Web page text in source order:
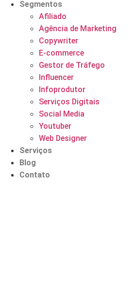
Segmentos
Afiliado
Agência de Marketing
Copywriter
E-commerce
Gestor de Tráfego
Influencer
Infoprodutor
Serviços Digitais
Social Media
Youtuber
Web Designer
Serviços
Blog
Contato